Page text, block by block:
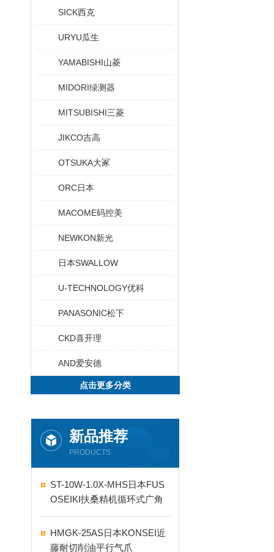
SICK西克
URYU瓜生
YAMABISHI山菱
MIDORI绿测器
MITSUBISHI三菱
JIKCO吉高
OTSUKA大冢
ORC日本
MACOME码控美
NEWKON新光
日本SWALLOW
U-TECHNOLOGY优科
PANASONIC松下
CKD喜开理
AND爱安德
点击更多分类
新品推荐
PRODUCTS
ST-10W-1.0X-MHS日本FUS
OSEIKI扶桑精机循环式广角
自动喷嘴
HMGK-25AS日本KONSEI近
藤耐切削油平行气爪